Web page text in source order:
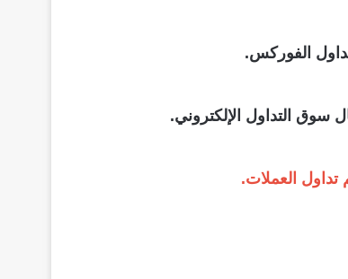
الفوركس.
التداول الإلكتروني.
تداول العملات.